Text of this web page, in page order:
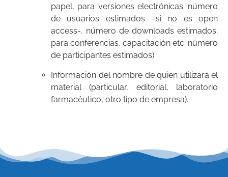
papel, para versiones electrónicas: número
de usuarios estimados –si no es open
access-, número de downloads estimados;
para conferencias, capacitación etc. número
de participantes estimados).
Información del nombre de quien utilizará el
material (particular, editorial, laboratorio
farmacéutico, otro tipo de empresa).